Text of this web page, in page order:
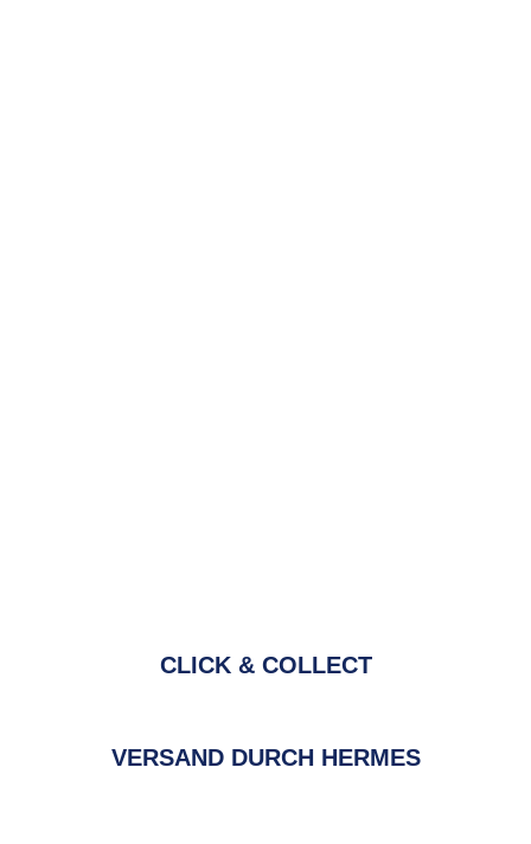
CLICK & COLLECT
VERSAND DURCH HERMES